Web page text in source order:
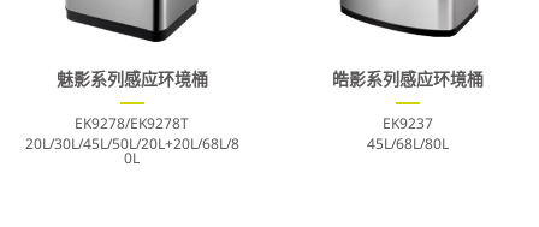
魅影系列感应环境桶
EK9278/EK9278T
20L/30L/45L/50L/20L+20L/68L/8
0L
皓影系列感应环境桶
EK9237
45L/68L/80L